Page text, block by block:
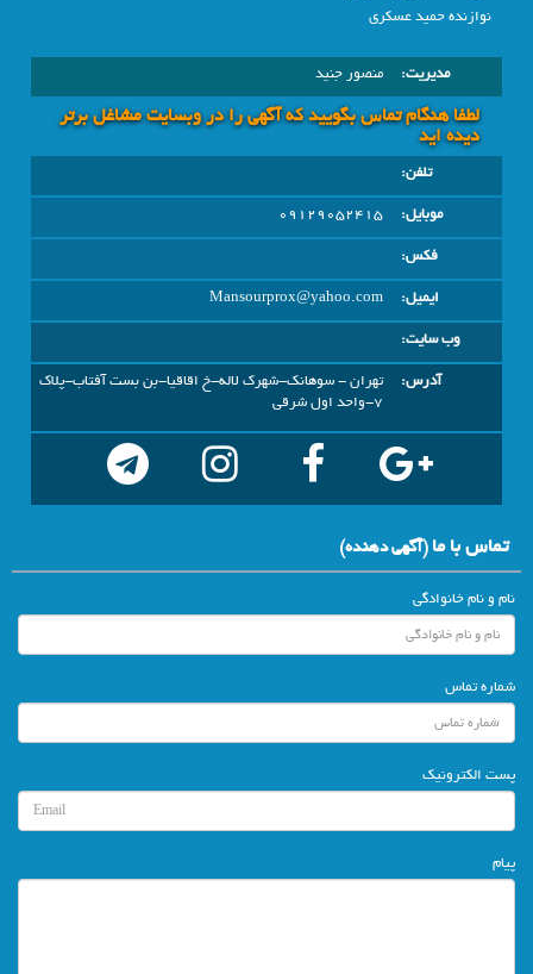
نوازنده حمید عسکری
مدیریت: منصور جنيد
لطفا هنگام تماس بگویید که آگهی را در وبسايت مشاغل برتر
دیده اید
تلفن:
موبایل:
09129052415
فکس:
ایمیل:
Mansourprox@yahoo.com
وب سایت:
آدرس:
تهران - سوهانك-شهرك لاله-خ اقاقيا-بن بست آفتاب-پلاك
٧-واحد اول شرقي
تماس با ما(آگهي دهنده)
نام و نام خانوادگی
شماره تماس
پست الکترونیک
پیام